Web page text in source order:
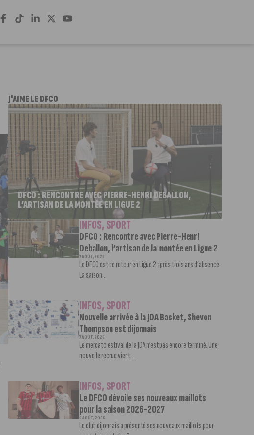
J'AIME LE DFCO
DFCO : RENCONTRE AVEC PIERRE-HENRI DEBALLON,
L’ARTISAN DE LA MONTÉE EN LIGUE 2
INFOS,SPORT
DFCO : Rencontre avec Pierre-Henri
Deballon, l’artisan de la montée en Ligue 2
7 AOÛT, 2026
Le DFCO est de retour en Ligue 2 après trois ans d’absence.
La saison...
INFOS,SPORT
Nouvelle arrivée à la JDA Basket, Shevon
Thompson est dijonnais
7 AOÛT, 2026
Le mercato estival de la JDA n’est pas encore terminé. Une
nouvelle recrue vient...
INFOS,SPORT
Le DFCO dévoile ses nouveaux maillots
pour la saison 2026-2027
6 AOÛT, 2026
Le club dijonnais a présenté ses nouveaux maillots pour